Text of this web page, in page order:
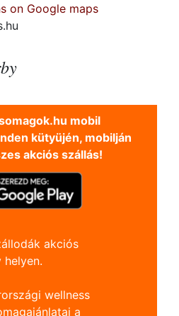
on Google maps
mobil
kütyüjén, mobilján
akciós szállás!
akciós
helyen.
wellness
a